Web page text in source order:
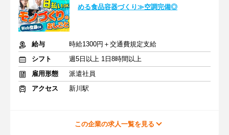
める食品容器づくり≫空調完備◎
給与
時給1300円＋交通費規定支給
シフト
週5日以上 1日8時間以上
雇用形態
派遣社員
アクセス
新川駅
この企業の求人一覧を見る